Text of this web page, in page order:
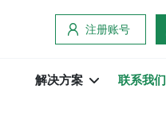
注册账号
解决方案 联系我们